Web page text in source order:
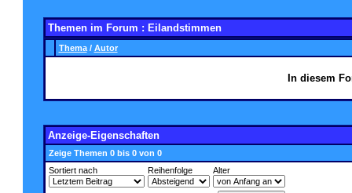
Themen im Forum : Eilandstimmen
Thema/ Autor
In diesem
Anzeige-Eigenschaften
Zeige Themen 0 bis 0 von 0
Sortiert nach
Reihenfolge Alter